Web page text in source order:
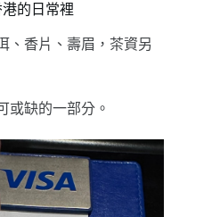
的日常裡
、香片、壽眉，茶資另
或缺的一部分。